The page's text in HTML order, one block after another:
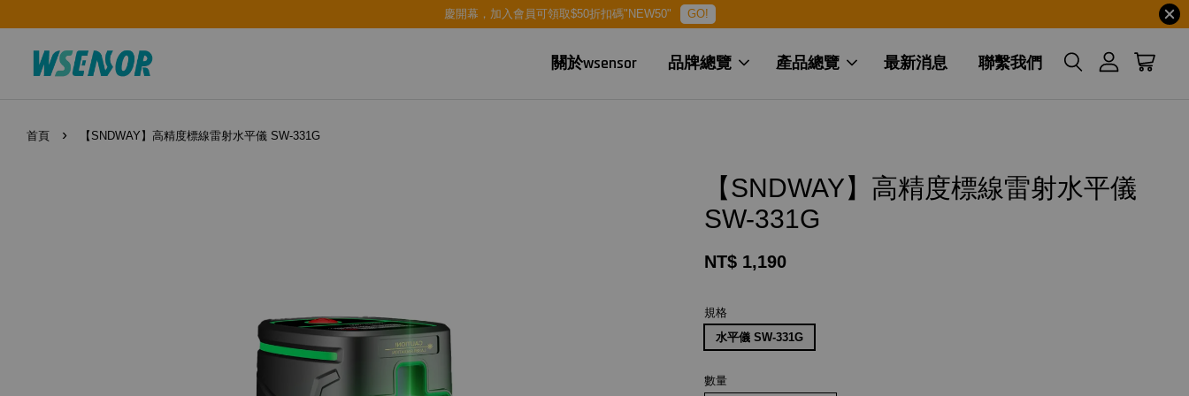
慶開幕，加入會員可領取$50折扣碼"NEW50" GO!
關於wsensor 品牌總覽 產品總覽 最新消息 聯繫我們
首頁 › 【SNDWAY】高精度標線雷射水平儀 SW-331G
【SNDWAY】高精度標線雷射水平儀
SW-331G
NT$ 1,190
規格
水平儀 SW-331G
數量